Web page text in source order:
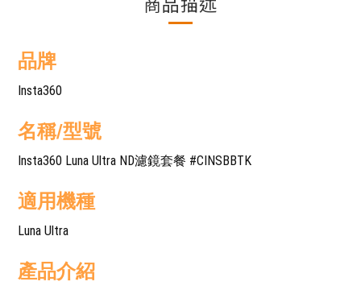
品牌
Insta360
名稱/型號
Insta360 Luna Ultra ND濾鏡套餐 #CINSBBTK
適用機種
Luna Ultra
產品介紹